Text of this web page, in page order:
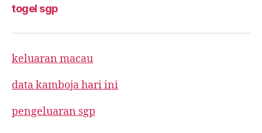
togel sgp
keluaran macau
data kamboja hari ini
pengeluaran sgp